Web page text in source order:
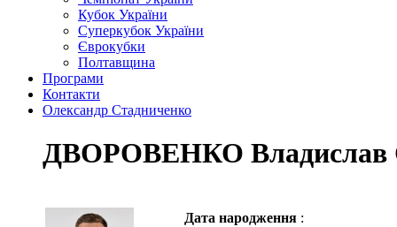
Кубок України
Суперкубок України
Єврокубки
Полтавщина
Програми
Контакти
Олександр Стадниченко
ДВОРОВЕНКО Владислав
Дата народження :